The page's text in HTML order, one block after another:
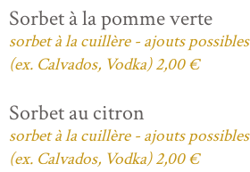
Sorbet à la pomme verte
sorbet à la cuillère - ajouts possibles
(ex. Calvados, Vodka) 2,00 €
Sorbet au citron
sorbet à la cuillère - ajouts possibles
(ex. Calvados, Vodka) 2,00 €